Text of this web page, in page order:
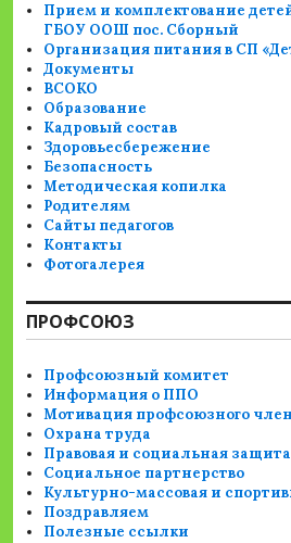
Прием и комплектование
ГБОУ ООШ пос. Сборный
Организация питания в СП
Документы
ВСОКО
Образование
Кадровый состав
Здоровьесбережение
Безопасность
Методическая копилка
Родителям
Сайты педагогов
Контакты
Фотогалерея
ПРОФСОЮЗ
Профсоюзный комитет
Информация о ППО
Мотивация профсоюзного
Охрана труда
Правовая и социальная защита
Социальное партнерство
Культурно-массовая и
Поздравляем
Полезные ссылки